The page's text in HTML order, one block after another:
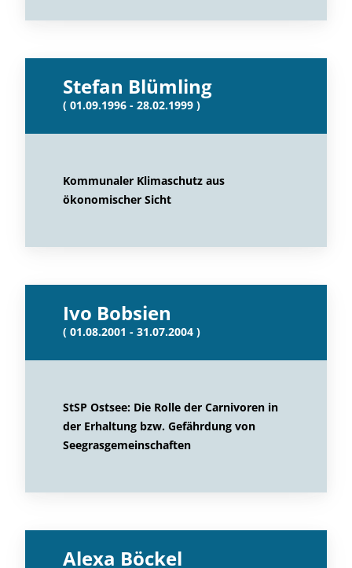
Stefan Blümling
( 01.09.1996 - 28.02.1999 )
Kommunaler Klimaschutz aus
ökonomischer Sicht
Ivo Bobsien
( 01.08.2001 - 31.07.2004 )
StSP Ostsee: Die Rolle der Carnivoren in
der Erhaltung bzw. Gefährdung von
Seegrasgemeinschaften
Alexa Böckel